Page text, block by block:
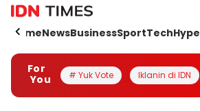
HomeNewsBusinessSportTechHype
For
You
# Yuk Vote Iklanin di IDN